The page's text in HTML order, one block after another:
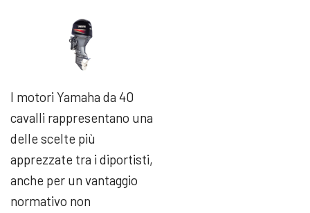
I motori Yamaha da 40
cavalli rappresentano una
delle scelte più
apprezzate tra i diportisti,
anche per un vantaggio
normativo non